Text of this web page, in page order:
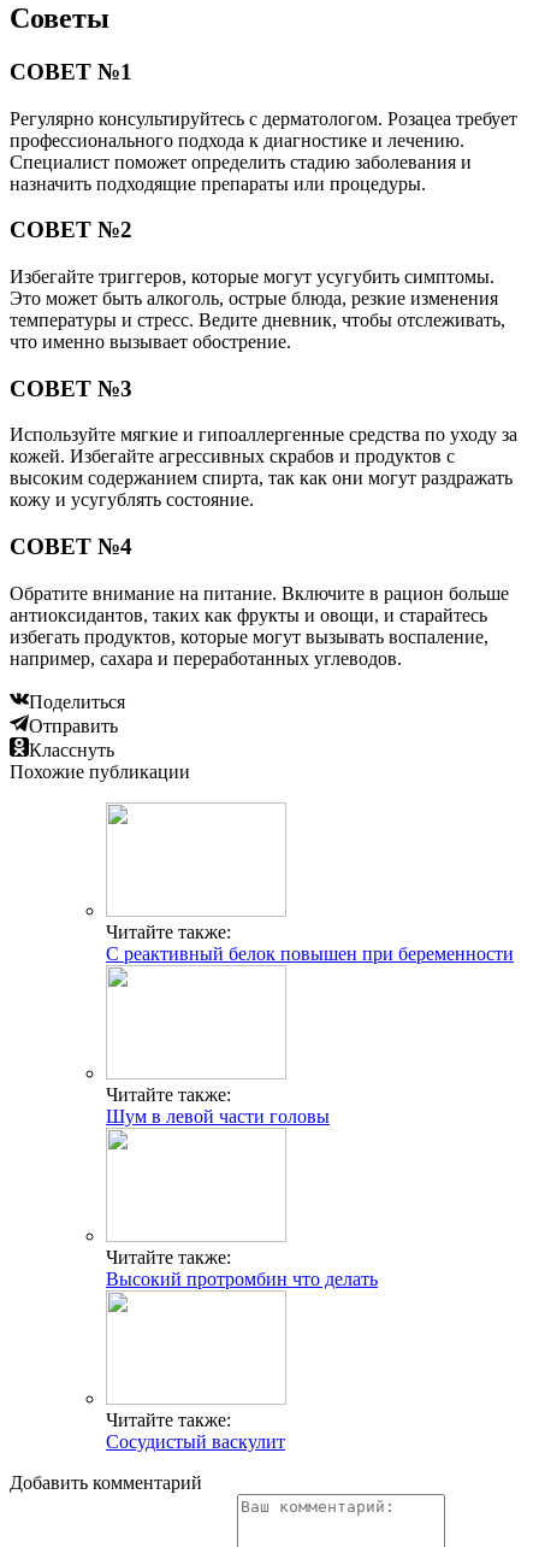
Советы
СОВЕТ №1
Регулярно консультируйтесь с дерматологом. Розацеа требует
профессионального подхода к диагностике и лечению.
Специалист поможет определить стадию заболевания и
назначить подходящие препараты или процедуры.
СОВЕТ №2
Избегайте триггеров, которые могут усугубить симптомы.
Это может быть алкоголь, острые блюда, резкие изменения
температуры и стресс. Ведите дневник, чтобы отслеживать,
что именно вызывает обострение.
СОВЕТ №3
Используйте мягкие и гипоаллергенные средства по уходу за
кожей. Избегайте агрессивных скрабов и продуктов с
высоким содержанием спирта, так как они могут раздражать
кожу и усугублять состояние.
СОВЕТ №4
Обратите внимание на питание. Включите в рацион больше
антиоксидантов, таких как фрукты и овощи, и старайтесь
избегать продуктов, которые могут вызывать воспаление,
например, сахара и переработанных углеводов.
Поделиться
Отправить
Класснуть
Похожие публикации
Читайте также:
С реактивный белок повышен при беременности
Читайте также:
Шум в левой части головы
Читайте также:
Высокий протромбин что делать
Читайте также:
Сосудистый васкулит
Добавить комментарий